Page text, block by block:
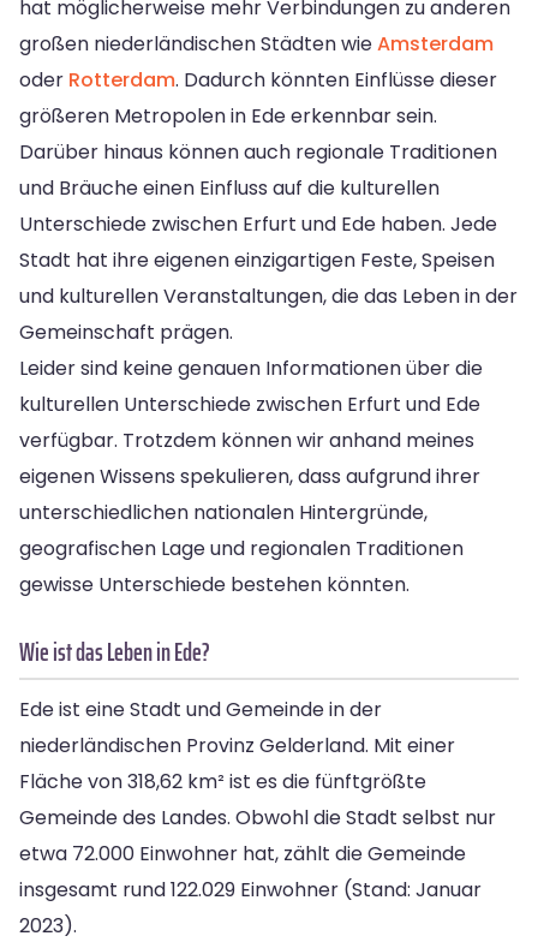
hat möglicherweise mehr Verbindungen zu anderen
großen niederländischen Städten wieAmsterdam
oder Rotterdam. Dadurch könnten Einflüsse dieser
größeren Metropolen in Ede erkennbar sein.
Darüber hinaus können auch regionale Traditionen
und Bräuche einen Einfluss auf die kulturellen
Unterschiede zwischen Erfurt und Ede haben. Jede
Stadt hat ihre eigenen einzigartigen Feste, Speisen
und kulturellen Veranstaltungen, die das Leben in der
Gemeinschaft prägen.
Leider sind keine genauen Informationen über die
kulturellen Unterschiede zwischen Erfurt und Ede
verfügbar. Trotzdem können wir anhand meines
eigenen Wissens spekulieren, dass aufgrund ihrer
unterschiedlichen nationalen Hintergründe,
geografischen Lage und regionalen Traditionen
gewisse Unterschiede bestehen könnten.
Wie ist das Leben in Ede?
Ede ist eine Stadt und Gemeinde in der
niederländischen Provinz Gelderland. Mit einer
Fläche von 318,62 km² ist es die fünftgrößte
Gemeinde des Landes. Obwohl die Stadt selbst nur
etwa 72.000 Einwohner hat, zählt die Gemeinde
insgesamt rund 122.029 Einwohner (Stand: Januar
2023).